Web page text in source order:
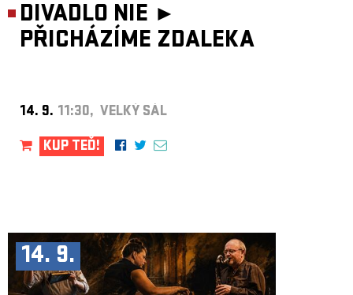
DIVADLO NIE ►
PŘICHÁZÍME ZDALEKA
14. 9. 11:30, VELKÝ SÁL
KUP TEĎ!
14. 9.